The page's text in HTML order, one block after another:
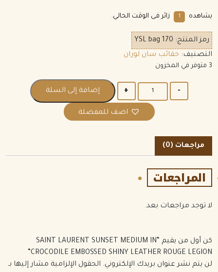
يشاهده 1 زائر فى الوقت الحالي.
رمز المنتج: YSL bag 170
التصنيف: حقائب سان لوران
3 متوفر في المخزون
إضافة إلى السلة
اضف للمفضلة
مراجعات (0)
المراجعات
لا توجد مراجعات بعد.
كن أول من يقيم “SAINT LAURENT SUNSET MEDIUM IN
CROCODILE EMBOSSED SHINY LEATHER ROUGE LEGION”
لن يتم نشر عنوان بريدك الإلكتروني. الحقول الإلزامية مشار إليها بـ